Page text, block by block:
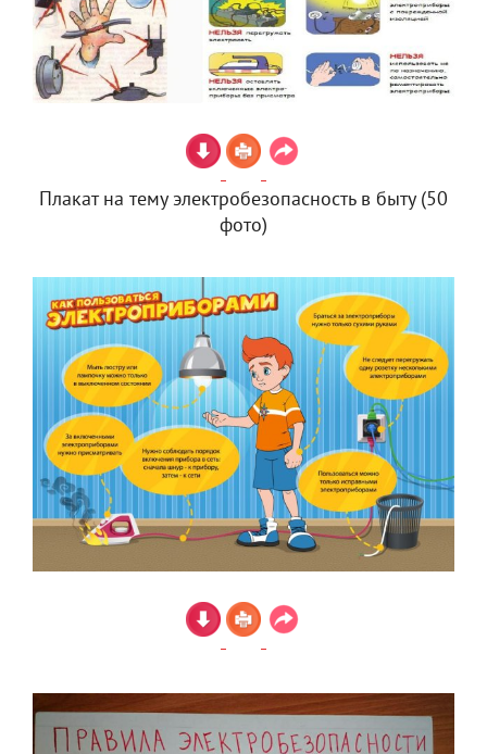
Плакат на тему электробезопасность в быту (50
фото)